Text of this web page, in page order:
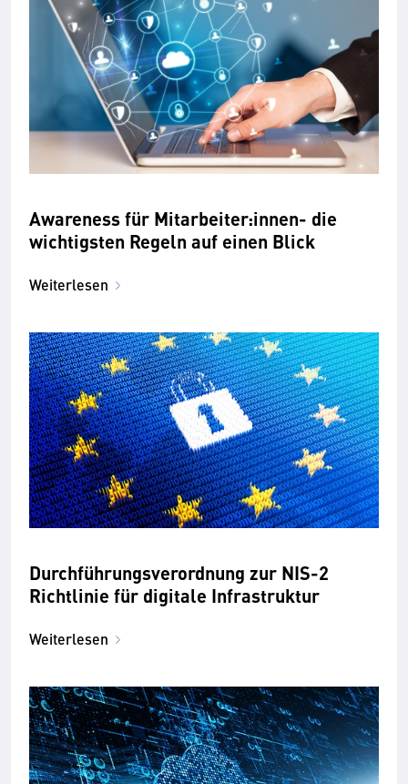
Awareness für Mitarbeiter:innen- die
wichtigsten Regeln auf einen Blick
Weiterlesen
Durchführungsverordnung zur NIS-2
Richtlinie für digitale Infrastruktur
Weiterlesen